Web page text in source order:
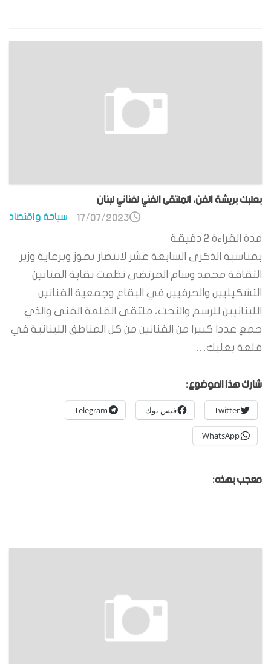
بعلبك بريشة الفن، الملتقى الفني لفناني لبنان
سياحة واقتصاد 17/07/2023
مدة القراءة 2 دقيقة
بمناسبة الذكرى السابعة عشر لانتصار تموز وبرعاية وزير
الثقافة محمد وسام المرتضى نظمت نقابة الفنانين
التشكيليين والحرفيين في البقاع وجمعية الفنانين
اللبنانيين للرسم والنحت، ملتقى القلعة الفني والذي
جمع عددا كبيرا من الفنانين من كل المناطق اللبنانية في
قلعة بعلبك…
شارك هذا الموضوع:
Twitter فيس بوك Telegram
WhatsApp
معجب بهذه: